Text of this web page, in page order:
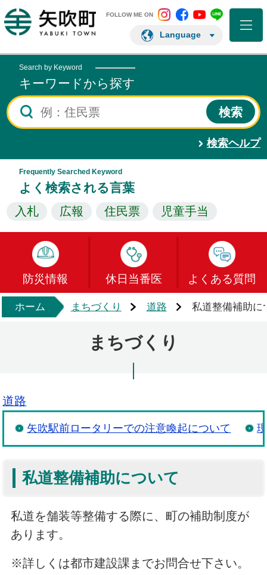
矢吹町ホームページ
FOLLOW ME ON 矢吹町 Instagram
矢吹町矢吹町矢吹町
Language
Search by Keyword
キーワードから探す
検索ヘルプ
Frequently Searched Keyword
よく検索される言葉
入札 広報 住民票 児童手当
防災情報 休日当番医 よくある質問
ホーム まちづくり 道路 私道整備補助に
まちづくり
道路
矢吹駅前ロータリーでの注意喚起について
私道整備補助について
私道を舗装等整備する際に、町の補助制度が
あります。
※詳しくは都市建設課までお問合せ下さい。